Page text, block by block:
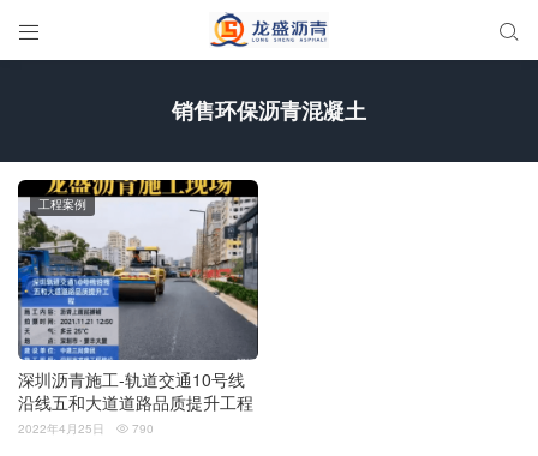
 
销售环保沥青混凝土
深圳沥青施工-轨道交通10号线
沿线五和大道道路品质提升工程
工程案例
2022年4月25日  790